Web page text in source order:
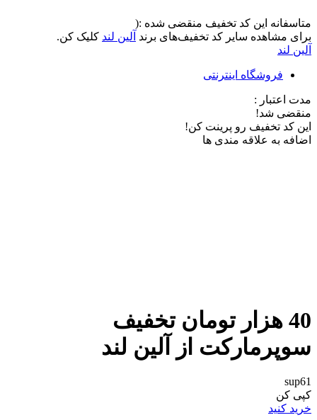
متاسفانه این کد تخفیف منقضی شده :(
برای مشاهده سایر کد تخفیف‌های برند آلین لند کلیک کن.
آلین لند
فروشگاه اینترنتی
مدت اعتبار :
منقضی شد!
این کد تخفیف رو پرینت کن!
اضافه به علاقه مندی ها
40 هزار تومان تخفیف
سوپرمارکت از آلین لند
sup61
کپی کن
خرید کنید